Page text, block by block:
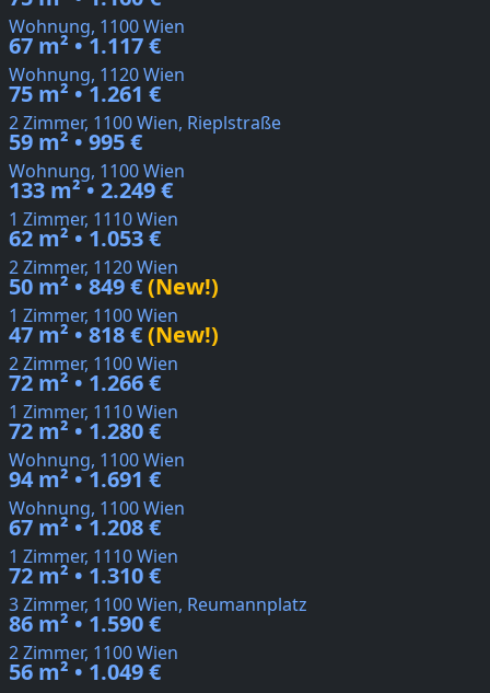
Wohnung, 1100 Wien
67 m² • 1.117 €
Wohnung, 1120 Wien
75 m² • 1.261 €
2 Zimmer, 1100 Wien, Rieplstraße
59 m² • 995 €
Wohnung, 1100 Wien
133 m² • 2.249 €
1 Zimmer, 1110 Wien
62 m² • 1.053 €
2 Zimmer, 1120 Wien
50 m² • 849 €(New!)
1 Zimmer, 1100 Wien
47 m² • 818 €(New!)
2 Zimmer, 1100 Wien
72 m² • 1.266 €
1 Zimmer, 1110 Wien
72 m² • 1.280 €
Wohnung, 1100 Wien
94 m² • 1.691 €
Wohnung, 1100 Wien
67 m² • 1.208 €
1 Zimmer, 1110 Wien
72 m² • 1.310 €
3 Zimmer, 1100 Wien, Reumannplatz
86 m² • 1.590 €
2 Zimmer, 1100 Wien
56 m² • 1.049 €